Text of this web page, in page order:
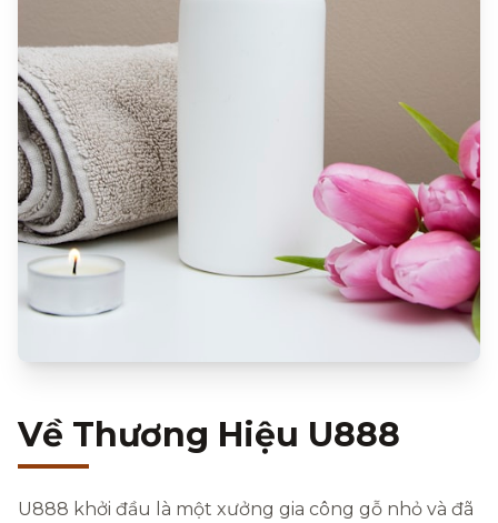
Về Thương Hiệu U888
U888 khởi đầu là một xưởng gia công gỗ nhỏ và đã